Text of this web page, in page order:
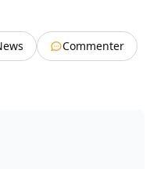
Commenter